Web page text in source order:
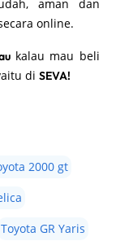
aman dan
online.
kalau mau beli
di SEVA!
2000 gt
Toyota GR Yaris